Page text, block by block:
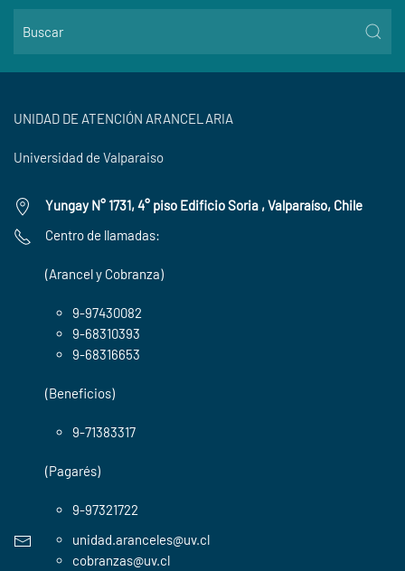
UNIDAD DE ATENCIÓN ARANCELARIA
Universidad de Valparaiso
Yungay N° 1731, 4° piso Edificio Soria , Valparaíso, Chile
Centro de llamadas:
(Arancel y Cobranza)
9-97430082
9-68310393
9-68316653
(Beneficios)
9-71383317
(Pagarés)
9-97321722
unidad.aranceles@uv.cl
cobranzas@uv.cl